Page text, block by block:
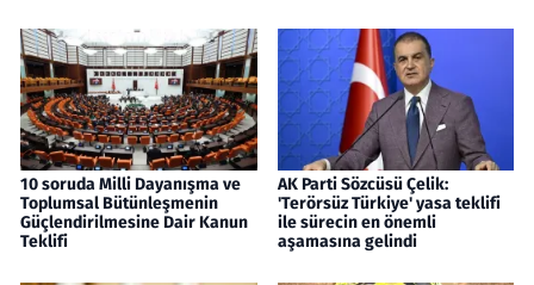
10 soruda Milli Dayanışma ve
Toplumsal Bütünleşmenin
Güçlendirilmesine Dair Kanun
Teklifi
AK Parti Sözcüsü Çelik:
'Terörsüz Türkiye' yasa teklifi
ile sürecin en önemli
aşamasına gelindi